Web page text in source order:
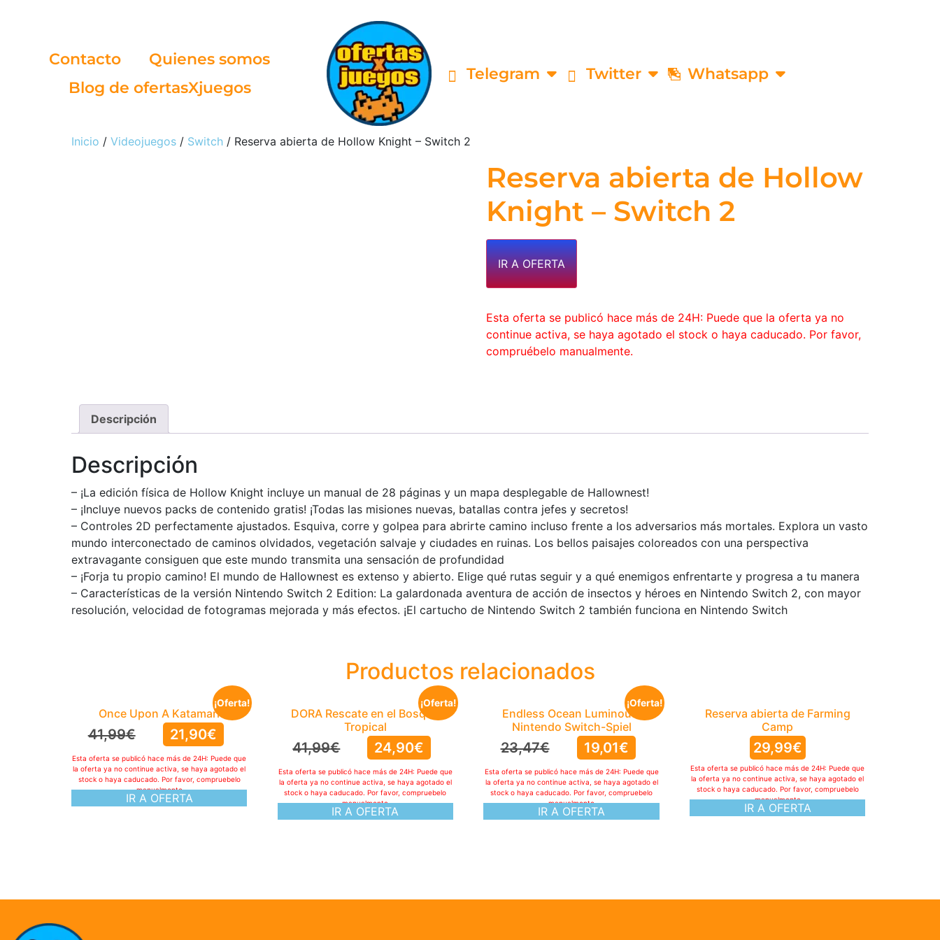
Contacto
Quienes somos
Blog de ofertasXjuegos
Telegram Twitter Whatsapp
Inicio / Videojuegos / Switch / Reserva abierta de Hollow Knight – Switch 2
Reserva abierta de Hollow
Knight – Switch 2
IR A OFERTA
Esta oferta se publicó hace más de 24H: Puede que la oferta ya no
continue activa, se haya agotado el stock o haya caducado. Por favor,
compruébelo manualmente.
Descripción
Descripción
– ¡La edición física de Hollow Knight incluye un manual de 28 páginas y un mapa desplegable de Hallownest!
– ¡Incluye nuevos packs de contenido gratis! ¡Todas las misiones nuevas, batallas contra jefes y secretos!
– Controles 2D perfectamente ajustados. Esquiva, corre y golpea para abrirte camino incluso frente a los adversarios más mortales. Explora un vasto
mundo interconectado de caminos olvidados, vegetación salvaje y ciudades en ruinas. Los bellos paisajes coloreados con una perspectiva
extravagante consiguen que este mundo transmita una sensación de profundidad
– ¡Forja tu propio camino! El mundo de Hallownest es extenso y abierto. Elige qué rutas seguir y a qué enemigos enfrentarte y progresa a tu manera
– Características de la versión Nintendo Switch 2 Edition: La galardonada aventura de acción de insectos y héroes en Nintendo Switch 2, con mayor
resolución, velocidad de fotogramas mejorada y más efectos. ¡El cartucho de Nintendo Switch 2 también funciona en Nintendo Switch
Productos relacionados
¡Oferta!
Once Upon A Katamari
41,99€ 21,90€
IR A OFERTA
Esta oferta se publicó hace más de 24H: Puede que
la oferta ya no continue activa, se haya agotado el
stock o haya caducado. Por favor, compruebelo
manualmente
¡Oferta!
DORA Rescate en el Bosque
Tropical
41,99€ 24,90€
IR A OFERTA
Esta oferta se publicó hace más de 24H: Puede que
la oferta ya no continue activa, se haya agotado el
stock o haya caducado. Por favor, compruebelo
manualmente
¡Oferta!
Endless Ocean Luminous,
Nintendo Switch-Spiel
23,47€ 19,01€
IR A OFERTA
Esta oferta se publicó hace más de 24H: Puede que
la oferta ya no continue activa, se haya agotado el
stock o haya caducado. Por favor, compruebelo
manualmente
Reserva abierta de Farming
Camp
29,99€
IR A OFERTA
Esta oferta se publicó hace más de 24H: Puede que
la oferta ya no continue activa, se haya agotado el
stock o haya caducado. Por favor, compruebelo
manualmente